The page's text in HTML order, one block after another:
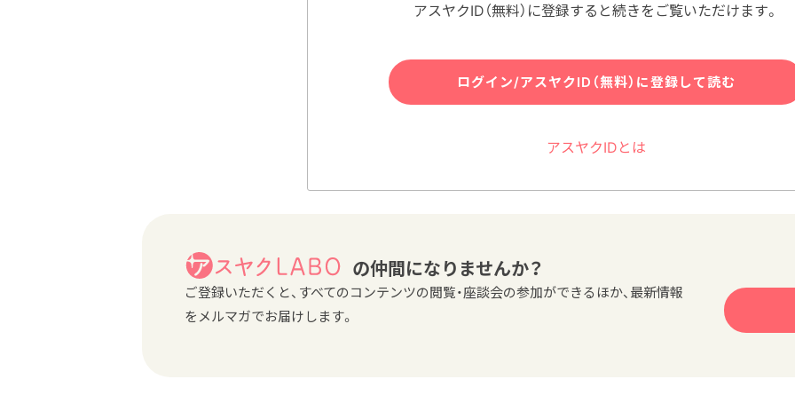
アスヤクID（無料）に登録すると続きをご覧いただけます。
ログイン/アスヤクID（無料）に登録して読む
アスヤクIDとは
の仲間になりませんか？
ご登録いただくと、すべてのコンテンツの閲覧・座談会の参加ができるほか、最新情報
をメルマガでお届けします。